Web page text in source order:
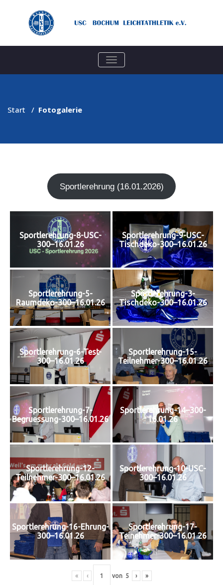
TOGGLE
NAVIGATION
Start / Fotogalerie
Sport­ler­eh­rung (16.01.2026)
Sportlerehrung-8-USC-
300–16.01.26
Sportlerehrung-9-USC-
Tischdeko-300–16.01.26
Sportlerehrung-5-
Raumdeko-300–16.01.26
Sportlerehrung-3-
Tischdeko-300–16.01.26
Sportlerehrung-6-Test-
300–16.01.26
Sportlerehrung-15-
Teilnehmer-300–16.01.26
Sportlerehrung-7-
Begruessung-300–16.01.26
Sportlerehrung-14–300-
16.01.26
Sportlerehrung-12-
Teilnehmer-300–16.01.26
Sportlerehrung-10-USC-
300–16.01.26
Sportlerehrung-16-Ehrung-
300–16.01.26
Sportlerehrung-17-
Teinehmer-300–16.01.26
« ‹ von 5 › »